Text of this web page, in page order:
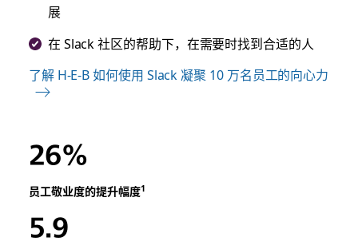
展
在 Slack 社区的帮助下，在需要时找到合适的人
了解 H-E-B 如何使用 Slack 凝聚 10 万名员工的向心力
26%
员工敬业度的提升幅度1
5.9